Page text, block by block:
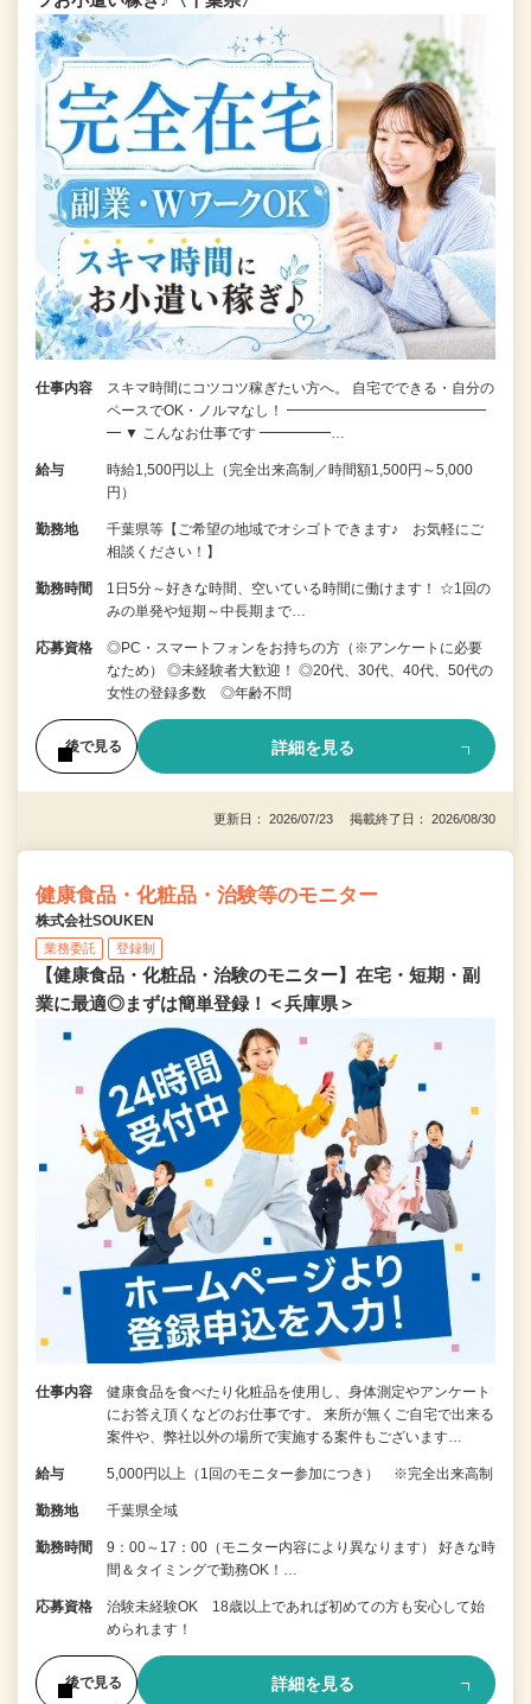
仕事内容
スキマ時間にコツコツ稼ぎたい方へ。 自宅でできる・自分の
ペースでOK・ノルマなし！ ━━━━━━━━━━━━━━
━ ▼ こんなお仕事です ━━━━━…
給与
時給1,500円以上（完全出来高制／時間額1,500円～5,000
円）
勤務地
千葉県等【ご希望の地域でオシゴトできます♪ お気軽にご
相談ください！】
勤務時間
1日5分～好きな時間、空いている時間に働けます！ ☆1回の
みの単発や短期～中長期まで…
応募資格
◎PC・スマートフォンをお持ちの方（※アンケートに必要
なため） ◎未経験者大歓迎！ ◎20代、30代、40代、50代の
女性の登録多数 ◎年齢不問
後で見る 詳細を見る
更新日： 2026/07/23 掲載終了日： 2026/08/30
健康食品・化粧品・治験等のモニター
株式会社SOUKEN
業務委託 登録制
【健康食品・化粧品・治験のモニター】在宅・短期・副
業に最適◎まずは簡単登録！＜兵庫県＞
仕事内容
健康食品を食べたり化粧品を使用し、身体測定やアンケート
にお答え頂くなどのお仕事です。 来所が無くご自宅で出来る
案件や、弊社以外の場所で実施する案件もございます…
給与 5,000円以上（1回のモニター参加につき） ※完全出来高制
勤務地 千葉県全域
勤務時間
9：00～17：00（モニター内容により異なります） 好きな時
間＆タイミングで勤務OK！…
応募資格
治験未経験OK 18歳以上であれば初めての方も安心して始
められます！
後で見る 詳細を見る